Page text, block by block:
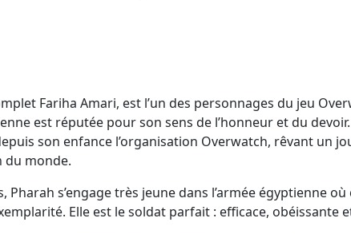
Fariha Amari, est l’un des personnages du jeu
est réputée pour son sens de l’honneur et du
son enfance l’organisation Overwatch, rêvant un
du monde.
Pharah s’engage très jeune dans l’armée égyptienne
Elle est le soldat parfait : efficace, obéissante